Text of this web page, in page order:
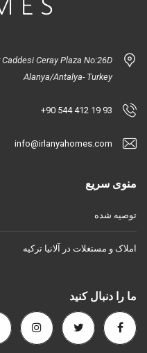
Ceray Plaza No:26D
Alanya/Antalya- Turkey
+90 544 412 19 93
info@irlanyahomes.com
منوی سریع
توصیه شده
املاک و مستغلات در آلانیا ترکیه
ما را دنبال کنید